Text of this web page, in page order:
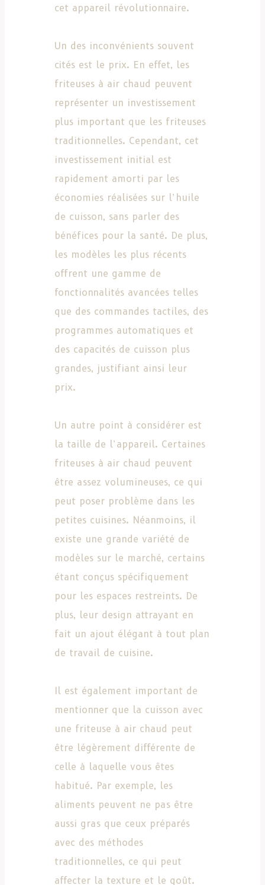
cet appareil révolutionnaire.
Un des inconvénients souvent
cités est le prix. En effet, les
friteuses à air chaud peuvent
représenter un investissement
plus important que les friteuses
traditionnelles. Cependant, cet
investissement initial est
rapidement amorti par les
économies réalisées sur l’huile
de cuisson, sans parler des
bénéfices pour la santé. De plus,
les modèles les plus récents
offrent une gamme de
fonctionnalités avancées telles
que des commandes tactiles, des
programmes automatiques et
des capacités de cuisson plus
grandes, justifiant ainsi leur
prix.
Un autre point à considérer est
la taille de l’appareil. Certaines
friteuses à air chaud peuvent
être assez volumineuses, ce qui
peut poser problème dans les
petites cuisines. Néanmoins, il
existe une grande variété de
modèles sur le marché, certains
étant conçus spécifiquement
pour les espaces restreints. De
plus, leur design attrayant en
fait un ajout élégant à tout plan
de travail de cuisine.
Il est également important de
mentionner que la cuisson avec
une friteuse à air chaud peut
être légèrement différente de
celle à laquelle vous êtes
habitué. Par exemple, les
aliments peuvent ne pas être
aussi gras que ceux préparés
avec des méthodes
traditionnelles, ce qui peut
affecter la texture et le goût.